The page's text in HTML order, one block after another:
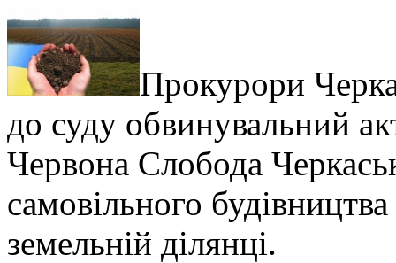
Прокурори
до суду обвинувальний
Червона Слобода
самовільного
земельній ділянці.